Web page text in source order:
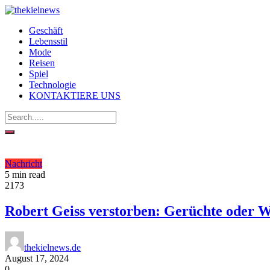
Geschäft
Lebensstil
Mode
Reisen
Spiel
Technologie
KONTAKTIERE UNS
Nachricht
5 min read
2173
Robert Geiss verstorben: Gerüchte oder
thekielnews.de
August 17, 2024